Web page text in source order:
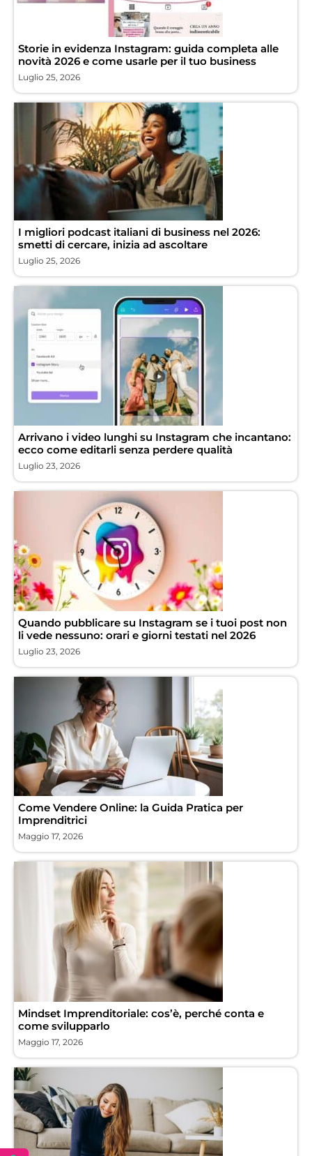
Storie in evidenza Instagram: guida completa alle
novità 2026 e come usarle per il tuo business
Luglio 25, 2026
I migliori podcast italiani di business nel 2026:
smetti di cercare, inizia ad ascoltare
Luglio 25, 2026
Arrivano i video lunghi su Instagram che incantano:
ecco come editarli senza perdere qualità
Luglio 23, 2026
Quando pubblicare su Instagram se i tuoi post non
li vede nessuno: orari e giorni testati nel 2026
Luglio 23, 2026
Come Vendere Online: la Guida Pratica per
Imprenditrici
Maggio 17, 2026
Mindset Imprenditoriale: cos’è, perché conta e
come svilupparlo
Maggio 17, 2026